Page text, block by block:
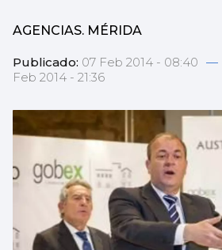
AGENCIAS. MÉRIDA
Publicado: 07 Feb 2014 - 08:40 —
Feb 2014 - 21:36